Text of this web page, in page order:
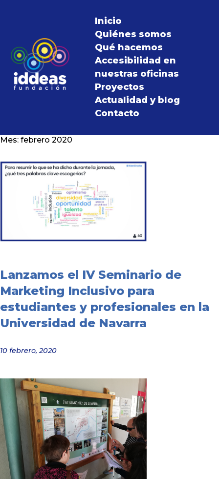
Inicio
Quiénes somos
Qué hacemos
Accesibilidad en
nuestras oficinas
Proyectos
Actualidad y blog
Contacto
Mes: febrero 2020
Lanzamos el IV Seminario de
Marketing Inclusivo para
estudiantes y profesionales en la
Universidad de Navarra
10 febrero, 2020